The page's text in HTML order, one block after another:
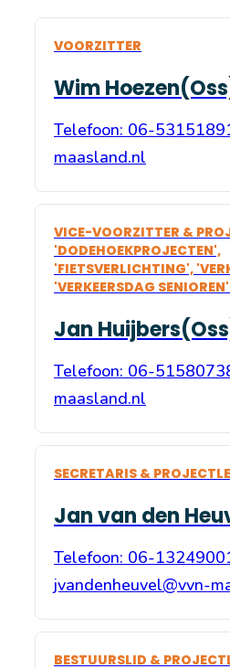
VOORZITTER
Wim
Telefoon: 06-
maasland.nl
VICE-VOORZITTER &
'DODEHOEKPROJECTEN',
'FIETSVERLICHTING',
'VERKEERSDAG
Jan
Telefoon: 06-
maasland.nl
SECRETARIS &
Jan van den
Telefoon: 06-
jvandenheuvel@vvn-
BESTUURSLID &